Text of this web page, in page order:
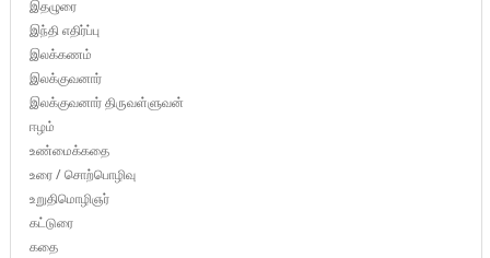
இதழுரை
இந்தி எதிர்ப்பு
இலக்கணம்
இலக்குவனார்
இலக்குவனார் திருவள்ளுவன்
ஈழம்
உண்மைக்கதை
உரை / சொற்பொழிவு
உறுதிமொழிஞர்
கட்டுரை
கதை